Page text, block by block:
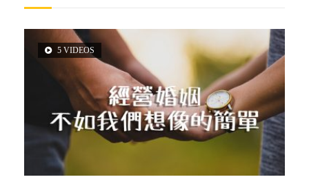
5 VIDEOS
3 VIDEOS
14 VIDEOS
2 VIDEOS
6 VIDEOS